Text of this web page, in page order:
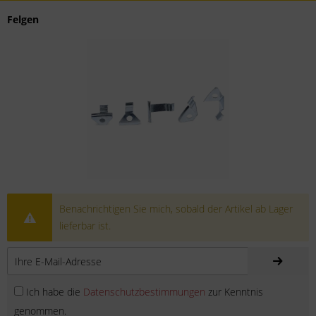
Felgen
Benachrichtigen Sie mich, sobald der Artikel ab Lager
lieferbar ist.
Ich habe die Datenschutzbestimmungen zur Kenntnis
genommen.